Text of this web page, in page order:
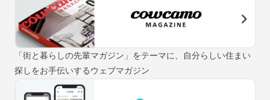
「街と暮らしの先輩マガジン」をテーマに、自分らしい住まい
探しをお手伝いするウェブマガジン